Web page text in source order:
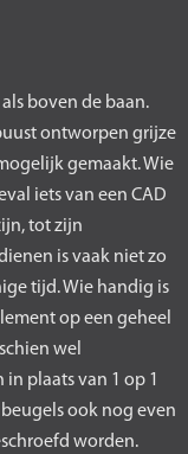
boven de baan.
ontworpen grijze
gemaakt. Wie
iets van een CAD
tot zijn
is vaak niet zo
tijd. Wie handig is
op een geheel
wel
plaats van 1 op 1
ook nog even
worden.